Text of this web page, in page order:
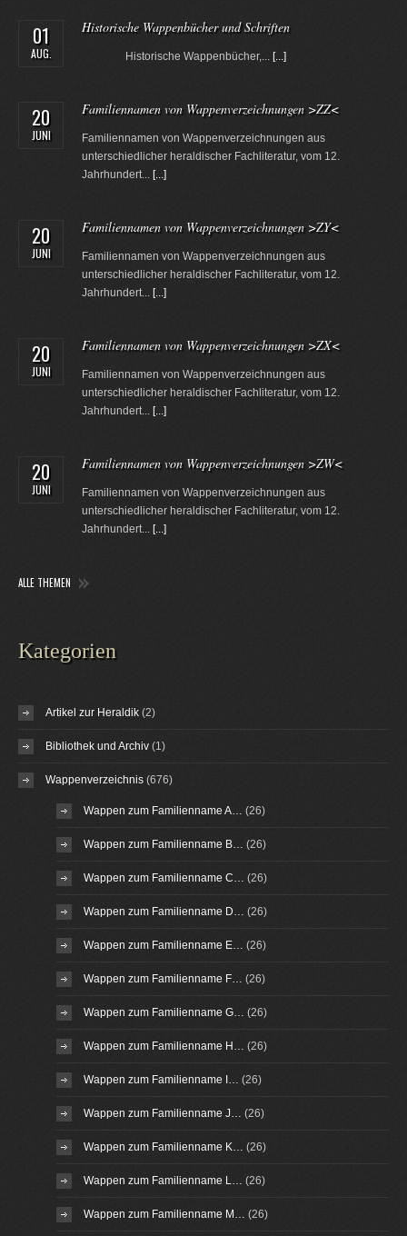
01
AUG.
Historische Wappenbücher und Schriften
Historische Wappenbücher,... [...]
20
JUNI
Familiennamen von Wappenverzeichnungen >ZZ<
Familiennamen von Wappenverzeichnungen aus
unterschiedlicher heraldischer Fachliteratur, vom 12.
Jahrhundert... [...]
20
JUNI
Familiennamen von Wappenverzeichnungen >ZY<
Familiennamen von Wappenverzeichnungen aus
unterschiedlicher heraldischer Fachliteratur, vom 12.
Jahrhundert... [...]
20
JUNI
Familiennamen von Wappenverzeichnungen >ZX<
Familiennamen von Wappenverzeichnungen aus
unterschiedlicher heraldischer Fachliteratur, vom 12.
Jahrhundert... [...]
20
JUNI
Familiennamen von Wappenverzeichnungen >ZW<
Familiennamen von Wappenverzeichnungen aus
unterschiedlicher heraldischer Fachliteratur, vom 12.
Jahrhundert... [...]
ALLE THEMEN
Kategorien
Artikel zur Heraldik (2)
Bibliothek und Archiv (1)
Wappenverzeichnis (676)
Wappen zum Familienname A… (26)
Wappen zum Familienname B… (26)
Wappen zum Familienname C… (26)
Wappen zum Familienname D… (26)
Wappen zum Familienname E… (26)
Wappen zum Familienname F… (26)
Wappen zum Familienname G… (26)
Wappen zum Familienname H… (26)
Wappen zum Familienname I… (26)
Wappen zum Familienname J… (26)
Wappen zum Familienname K… (26)
Wappen zum Familienname L… (26)
Wappen zum Familienname M… (26)